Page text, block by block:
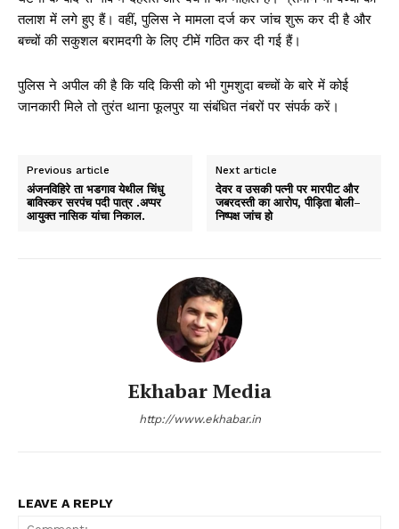
तलाश में लगे हुए हैं। वहीं, पुलिस ने मामला दर्ज कर जांच शुरू कर दी है और
बच्चों की सकुशल बरामदगी के लिए टीमें गठित कर दी गई हैं।
पुलिस ने अपील की है कि यदि किसी को भी गुमशुदा बच्चों के बारे में कोई
जानकारी मिले तो तुरंत थाना फूलपुर या संबंधित नंबरों पर संपर्क करें।
Previous article
अंजनविहिरे ता भडगाव येथील चिंधु
बाविस्कर सरपंच पदी पात्र .अप्पर
आयुक्त नासिक यांचा निकाल.
Next article
देवर व उसकी पत्नी पर मारपीट और
जबरदस्ती का आरोप, पीड़िता बोली–
निष्पक्ष जांच हो
Ekhabar Media
http://www.ekhabar.in
LEAVE A REPLY